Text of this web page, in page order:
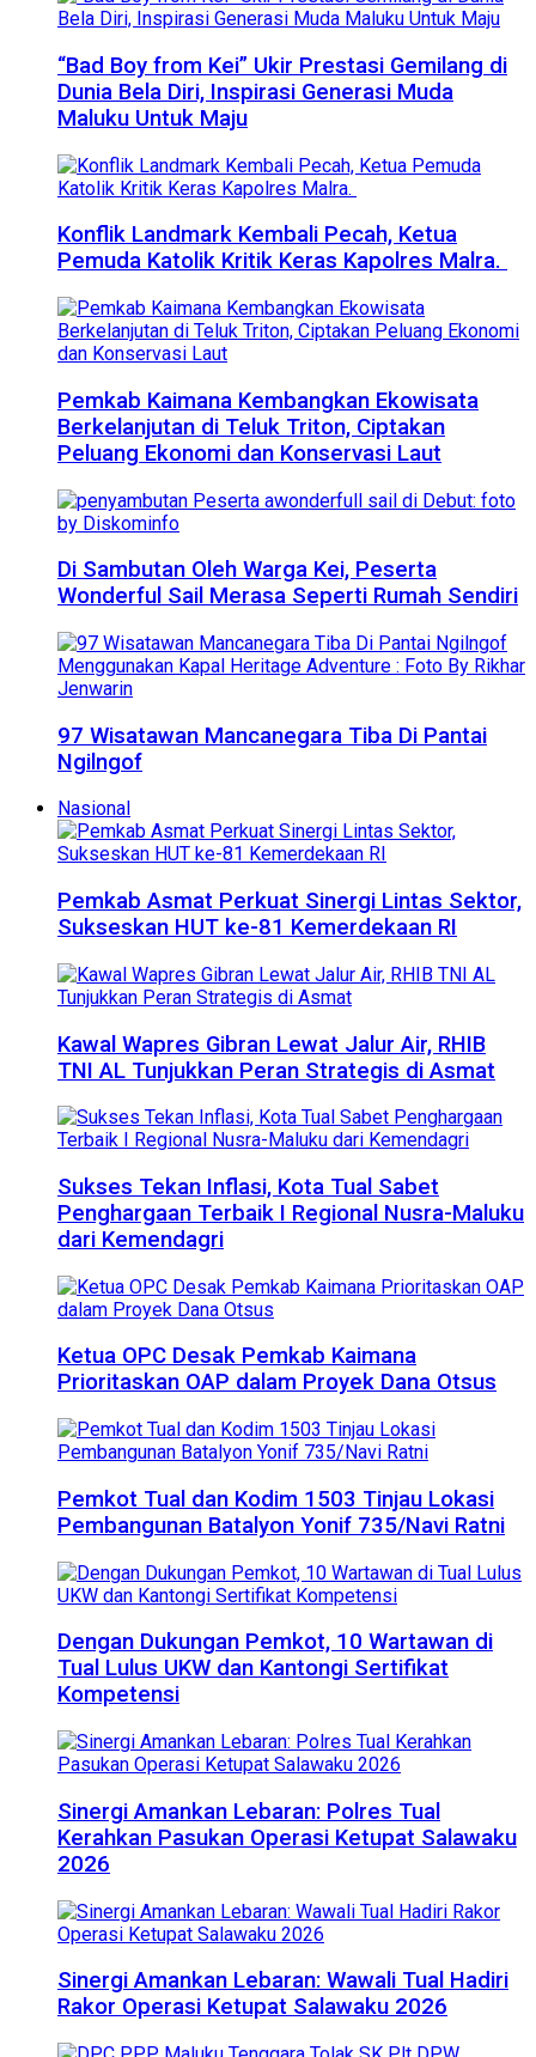
“Bad Boy from Kei” Ukir Prestasi Gemilang di
Dunia Bela Diri, Inspirasi Generasi Muda
Maluku Untuk Maju
Konflik Landmark Kembali Pecah, Ketua
Pemuda Katolik Kritik Keras Kapolres Malra.
Pemkab Kaimana Kembangkan Ekowisata
Berkelanjutan di Teluk Triton, Ciptakan
Peluang Ekonomi dan Konservasi Laut
Di Sambutan Oleh Warga Kei, Peserta
Wonderful Sail Merasa Seperti Rumah Sendiri
97 Wisatawan Mancanegara Tiba Di Pantai
Ngilngof
Nasional
Pemkab Asmat Perkuat Sinergi Lintas Sektor,
Sukseskan HUT ke-81 Kemerdekaan RI
Kawal Wapres Gibran Lewat Jalur Air, RHIB
TNI AL Tunjukkan Peran Strategis di Asmat
Sukses Tekan Inflasi, Kota Tual Sabet
Penghargaan Terbaik I Regional Nusra-Maluku
dari Kemendagri
Ketua OPC Desak Pemkab Kaimana
Prioritaskan OAP dalam Proyek Dana Otsus
Pemkot Tual dan Kodim 1503 Tinjau Lokasi
Pembangunan Batalyon Yonif 735/Navi Ratni
Dengan Dukungan Pemkot, 10 Wartawan di
Tual Lulus UKW dan Kantongi Sertifikat
Kompetensi
Sinergi Amankan Lebaran: Polres Tual
Kerahkan Pasukan Operasi Ketupat Salawaku
2026
Sinergi Amankan Lebaran: Wawali Tual Hadiri
Rakor Operasi Ketupat Salawaku 2026